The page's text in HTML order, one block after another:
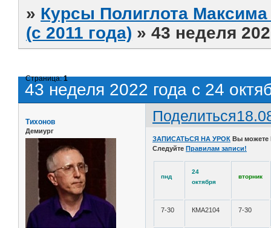
» Курсы Полиглота
(с 2011 года) »43 неделя
43 неделя 2022 года с 24
Страница:1
Поделиться
Тихонов
Демиург
ЗАПИСАТЬСЯ НА УРОК Вы
Следуйте Правилам записи!
пнд
24
октября
вторник
7-30 КМА2104 7-30